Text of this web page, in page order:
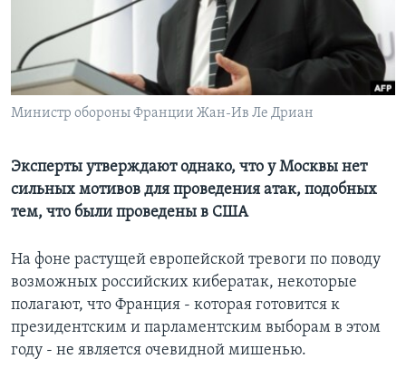
Learning English
СОЦИАЛЬНЫЕ СЕТИ
Языки
Министр обороны Франции Жан-Ив Ле Дриан
Эксперты утверждают однако, что у Москвы нет
сильных мотивов для проведения атак, подобных
тем, что были проведены в США
На фоне растущей европейской тревоги по поводу
возможных российских кибератак, некоторые
полагают, что Франция - которая готовится к
президентским и парламентским выборам в этом
году - не является очевидной мишенью.